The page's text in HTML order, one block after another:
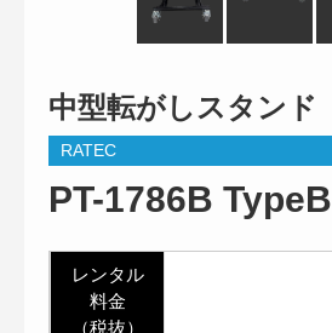
中型転がしスタンド
RATEC
PT-1786B TypeB
レンタル
料金
（税抜）